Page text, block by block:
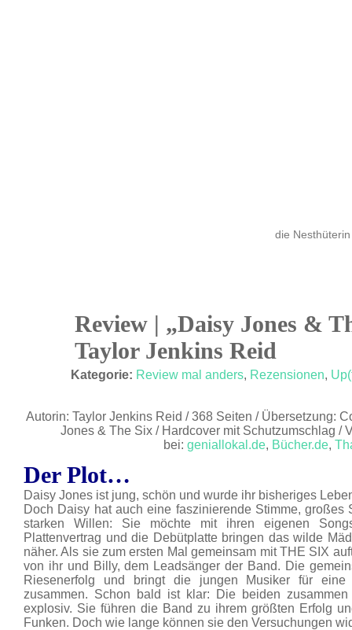
die Nesthüterin
Review | „Daisy Jones &
Taylor Jenkins Reid
Kategorie: Review mal anders, Rezensionen,
Autorin: Taylor Jenkins Reid / 368 Seiten / Übersetzung:
Jones & The Six / Hardcover mit Schutzumschlag /
bei: geniallokal.de, Bücher.de,
Der Plot…
Daisy Jones ist jung, schön und wurde ihr bisheriges
Doch Daisy hat auch eine faszinierende Stimme, großes
starken Willen: Sie möchte mit ihren eigenen
Plattenvertrag und die Debütplatte bringen das wilde
näher. Als sie zum ersten Mal gemeinsam mit THE SIX
von ihr und Billy, dem Leadsänger der Band. Die
Riesenerfolg und bringt die jungen Musiker für eine
zusammen. Schon bald ist klar: Die beiden
explosiv. Sie führen die Band zu ihrem größten Erfolg
Funken. Doch wie lange können sie den Versuchungen